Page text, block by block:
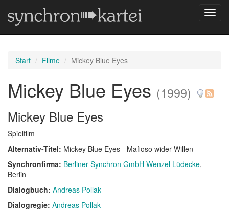
Start Filme Mickey Blue Eyes
Mickey Blue Eyes (1999)
Mickey Blue Eyes
Spielfilm
Alternativ-Titel: Mickey Blue Eyes - Mafioso wider Willen
Synchronfirma: Berliner Synchron GmbH Wenzel Lüdecke,
Berlin
Dialogbuch: Andreas Pollak
Dialogregie: Andreas Pollak